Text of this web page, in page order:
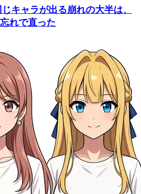
キャラが出る崩れの大半は、
れで直った